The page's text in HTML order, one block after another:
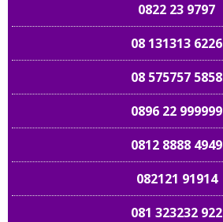
0822 23 9797
08 131313 6226
08 575757 5858
0896 22 999999
0812 8888 4949
082121 91914
081 323232 922